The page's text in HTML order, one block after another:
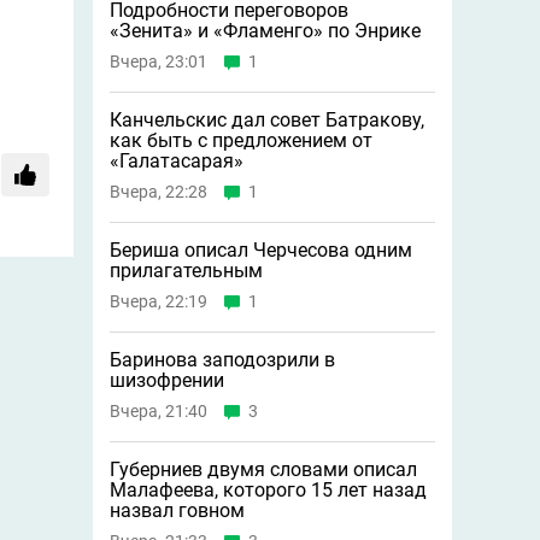
Подробности переговоров
«Зенита» и «Фламенго» по Энрике
Вчера, 23:01 1
Канчельскис дал совет Батракову,
как быть с предложением от
«Галатасарая»
Вчера, 22:28 1
Бериша описал Черчесова одним
прилагательным
Вчера, 22:19 1
Баринова заподозрили в
шизофрении
Вчера, 21:40 3
Губерниев двумя словами описал
Малафеева, которого 15 лет назад
назвал говном